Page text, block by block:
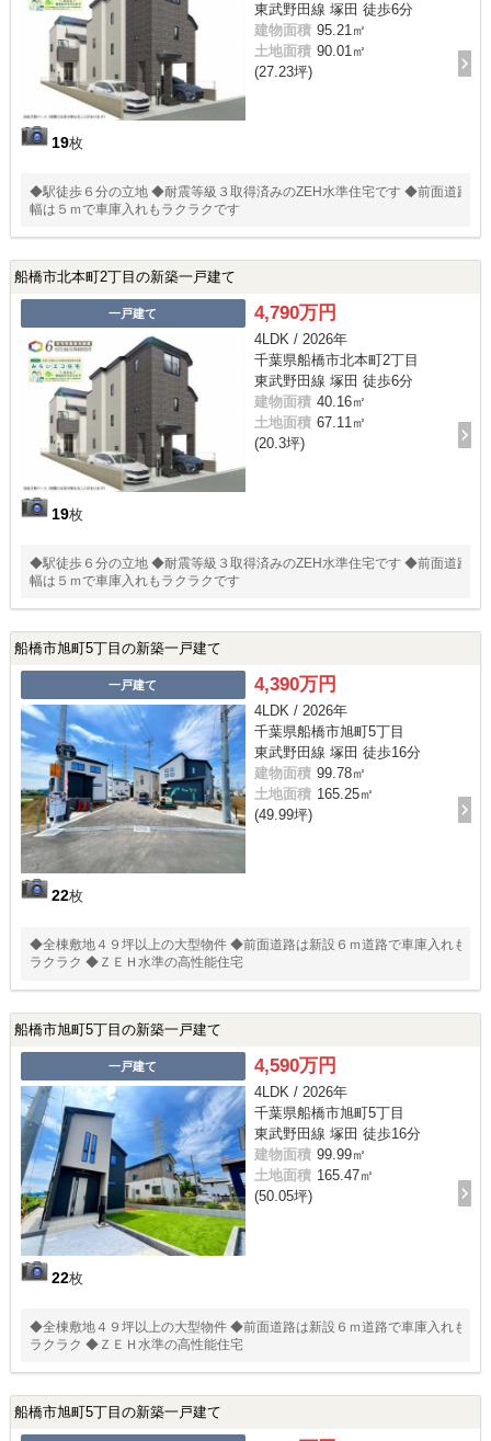
19枚
東武野田線 塚田 徒歩6分
建物面積 95.21㎡
土地面積 90.01㎡
(27.23坪)
◆駅徒歩６分の立地 ◆耐震等級３取得済みのZEH水準住宅です ◆前面道路
幅は５ｍで車庫入れもラクラクです
船橋市北本町2丁目の新築一戸建て
一戸建て
19枚
4,790万円
4LDK / 2026年
千葉県船橋市北本町2丁目
東武野田線 塚田 徒歩6分
建物面積 40.16㎡
土地面積 67.11㎡
(20.3坪)
◆駅徒歩６分の立地 ◆耐震等級３取得済みのZEH水準住宅です ◆前面道路
幅は５ｍで車庫入れもラクラクです
船橋市旭町5丁目の新築一戸建て
一戸建て
22枚
4,390万円
4LDK / 2026年
千葉県船橋市旭町5丁目
東武野田線 塚田 徒歩16分
建物面積 99.78㎡
土地面積 165.25㎡
(49.99坪)
◆全棟敷地４９坪以上の大型物件 ◆前面道路は新設６ｍ道路で車庫入れも
ラクラク ◆ＺＥＨ水準の高性能住宅
船橋市旭町5丁目の新築一戸建て
一戸建て
22枚
4,590万円
4LDK / 2026年
千葉県船橋市旭町5丁目
東武野田線 塚田 徒歩16分
建物面積 99.99㎡
土地面積 165.47㎡
(50.05坪)
◆全棟敷地４９坪以上の大型物件 ◆前面道路は新設６ｍ道路で車庫入れも
ラクラク ◆ＺＥＨ水準の高性能住宅
船橋市旭町5丁目の新築一戸建て